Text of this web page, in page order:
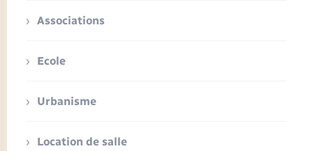
Associations
Ecole
Urbanisme
Location de salle